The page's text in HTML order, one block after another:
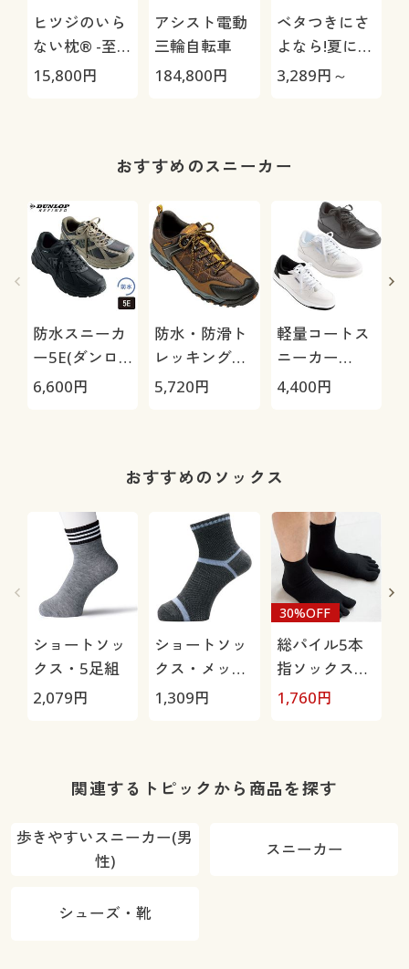
ヒツジのいら
ない枕® -至
極-
15,800円
アシスト電動
三輪自転車
184,800円
ベタつきにさ
よなら!夏に心
地いい爽やか
3,289円～
おすすめのスニーカー
防水スニーカ
ー5E(ダンロ
ップリファイ
6,600円
防水・防滑ト
レッキングシ
ューズ4E(ウ
5,720円
軽量コートス
ニーカー
3E(ウィンブ
4,400円
おすすめのソックス
ショートソッ
クス・5足組
2,079円
ショートソッ
クス・メッシ
ュ3足組(吸汗
1,309円
総パイル5本
指ソックス・
2足組
30%OFF
1,760円
関連するトピックから商品を探す
歩きやすいスニーカー(男
性)
スニーカー
シューズ・靴